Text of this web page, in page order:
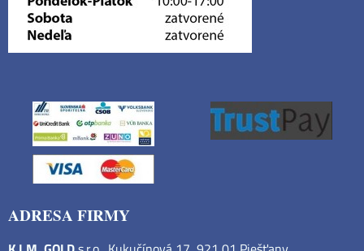
ADRESA FIRMY